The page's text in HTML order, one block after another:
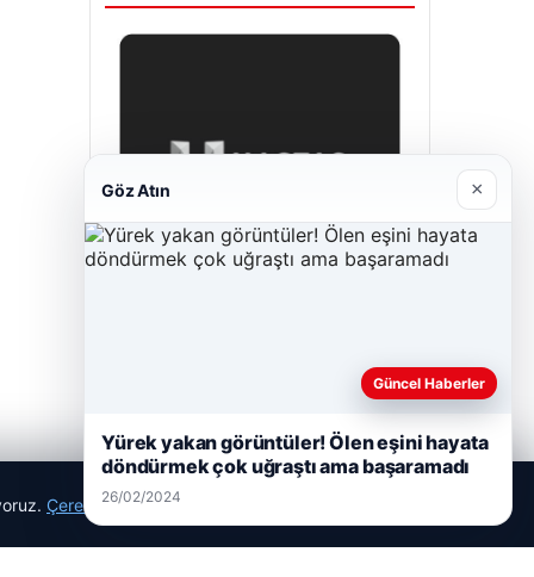
Çerez Politikamız
Göz Atın ×
Güncel Haberler
Yürek yakan görüntüler! Ölen eşini hayata
döndürmek çok uğraştı ama başaramadı
26/02/2024